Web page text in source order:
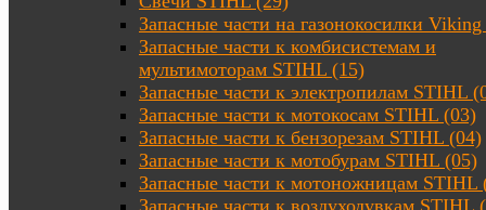
Запасные части на газонокосилки
Запасные части к комбисистемам и
мультимоторам STIHL (15)
Запасные части к электропилам STIHL
Запасные части к мотокосам STIHL (03)
Запасные части к бензорезам STIHL (04)
Запасные части к мотобурам STIHL (05)
Запасные части к мотоножницам STIHL
Запасные части к воздуходувкам STIHL